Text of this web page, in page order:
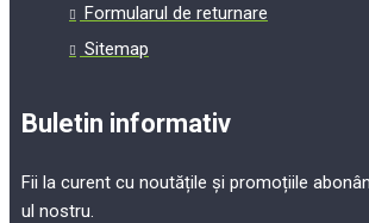
Formularul de returnare
Sitemap
Buletin informativ
Fii la curent cu noutățile și promoțiile
ul nostru.